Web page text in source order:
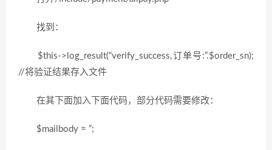
找到：
$this->log_result(“verify_success,订单号:”.$order_sn);
//将验证结果存入文件
在其下面加入下面代码，部分代码需要修改：
$mailbody = ”;